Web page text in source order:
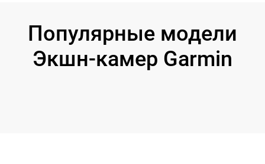
Популярные модели
Экшн-камер Garmin